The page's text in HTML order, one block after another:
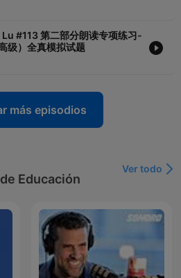
#113 第二部分朗读专项练习-
级）全真模拟试题
más episodios
Educación
Ver todo